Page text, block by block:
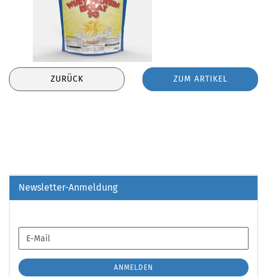
ZURÜCK ZUM ARTIKEL
Newsletter-Anmeldung
ZUR
ANMELDUNG
E-
Mail
ANMELDEN